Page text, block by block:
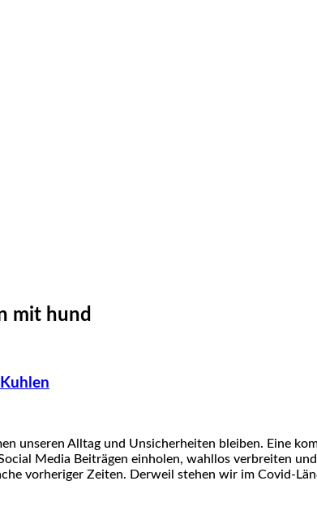
mit hund
unseren Alltag und Unsicherheiten bleiben. Eine
Media Beiträgen einholen, wahllos verbreiten
vorheriger Zeiten. Derweil stehen wir im Covid-